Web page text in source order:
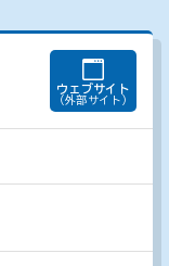
ウェブサイト
（外部サイト）